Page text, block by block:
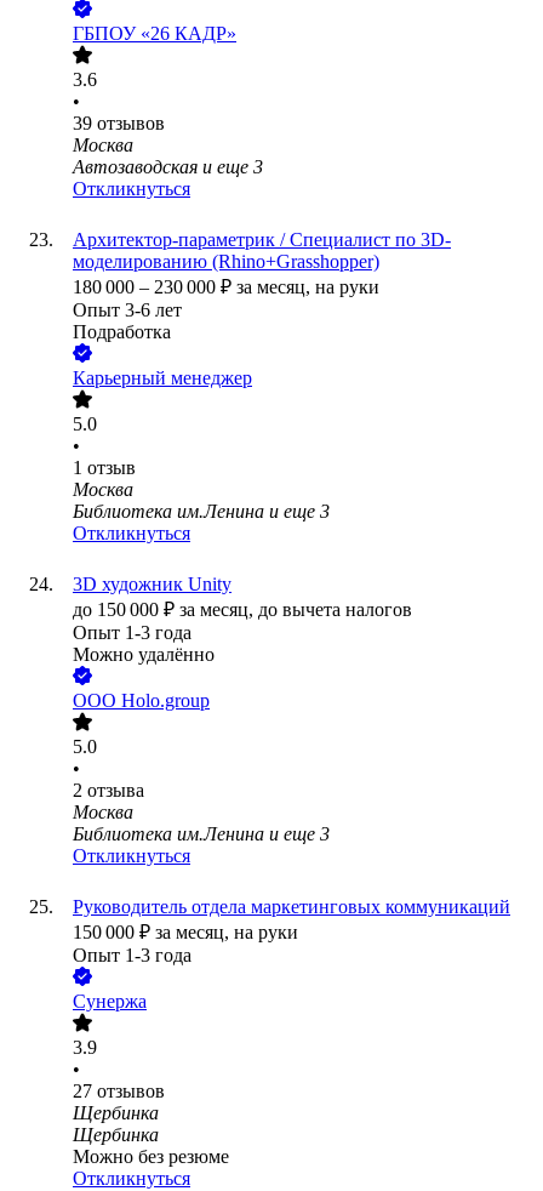
ГБПОУ «26 КАДР»
3.6
•
39 отзывов
Москва
Автозаводская и еще 3
Откликнуться
Архитектор-параметрик / Специалист по 3D-
моделированию (Rhino+Grasshopper)
180 000 – 230 000 ₽ за месяц, на руки
Опыт 3-6 лет
Подработка
Карьерный менеджер
5.0
•
1 отзыв
Москва
Библиотека им.Ленина и еще 3
Откликнуться
3D художник Unity
до 150 000 ₽ за месяц, до вычета налогов
Опыт 1-3 года
Можно удалённо
ООО Holo.group
5.0
•
2 отзыва
Москва
Библиотека им.Ленина и еще 3
Откликнуться
Руководитель отдела маркетинговых коммуникаций
150 000 ₽ за месяц, на руки
Опыт 1-3 года
Сунержа
3.9
•
27 отзывов
Щербинка
Щербинка
Можно без резюме
Откликнуться